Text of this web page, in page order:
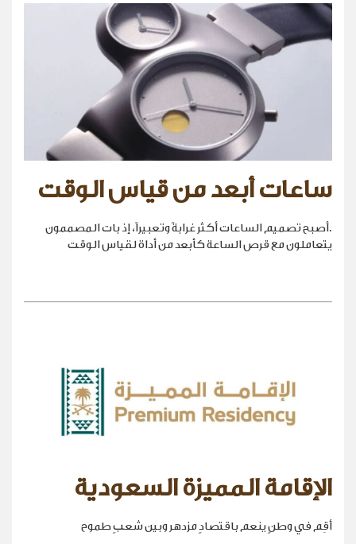
ساعات أبعد من قياس الوقت
.أصبح تصميم الساعات أكثر غرابةً وتعبيراً، إذ بات المصممون
يتعاملون مع قرص الساعة كأبعد من أداة لقياس الوقت
الإقامة المميزة السعودية
أقِم في وطنٍ ينعم باقتصادٍ مزدهر وبين شعبٍ طموح